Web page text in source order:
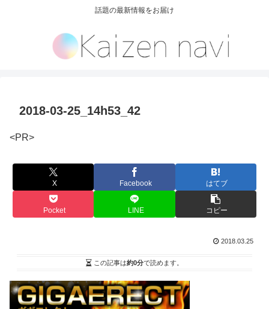
話題の最新情報をお届け
2018-03-25_14h53_42
<PR>
X Facebook はてブ
Pocket LINE コピー
2018.03.25
この記事は約0分で読めます。